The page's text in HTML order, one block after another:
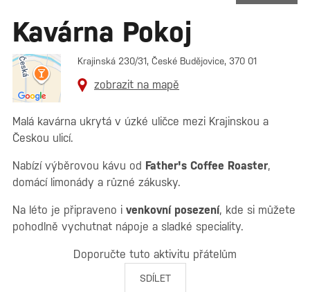
Kavárna Pokoj
Krajinská 230/31, České Budějovice, 370 01
zobrazit na mapě
Malá kavárna ukrytá v úzké uličce mezi Krajinskou a
Českou ulicí.
Nabízí výběrovou kávu od Father's Coffee Roaster,
domácí limonády a různé zákusky.
Na léto je připraveno i venkovní posezení, kde si můžete
pohodlně vychutnat nápoje a sladké speciality.
Doporučte tuto aktivitu přátelům
SDÍLET